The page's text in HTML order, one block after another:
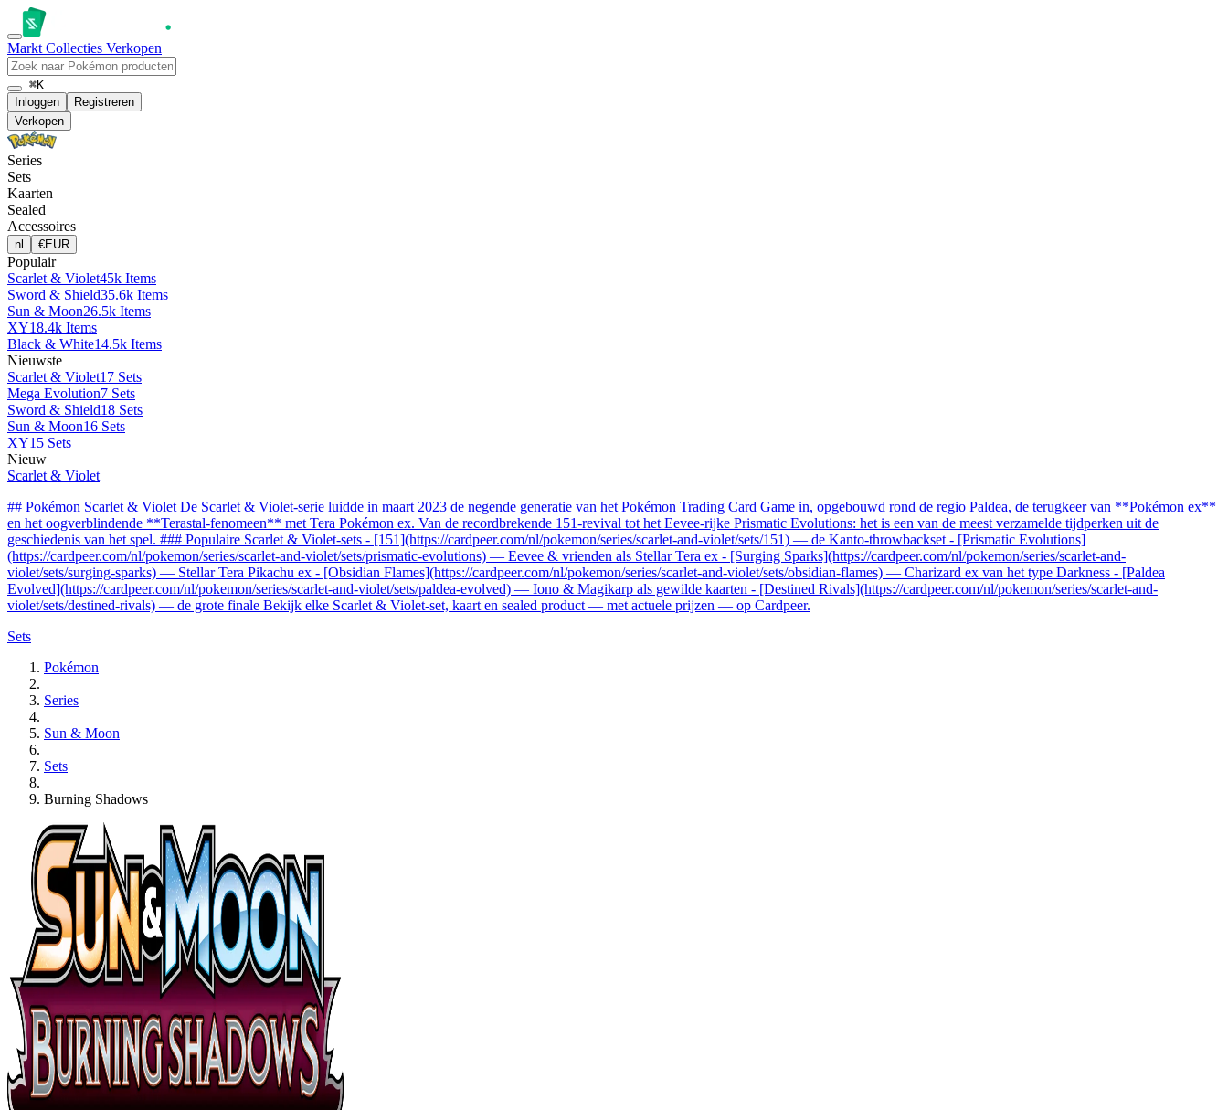
Markt Collecties Verkopen
⌘K
Inloggen
Registreren
Verkopen
Series
Sets
Kaarten
Sealed
Accessoires
nl €EUR
Populair
Scarlet & Violet45k Items
Sword & Shield35.6k Items
Sun & Moon26.5k Items
XY18.4k Items
Black & White14.5k Items
Nieuwste
Scarlet & Violet17 Sets
Mega Evolution7 Sets
Sword & Shield18 Sets
Sun & Moon16 Sets
XY15 Sets
Nieuw
Scarlet & Violet
## Pokémon Scarlet & Violet De Scarlet & Violet-serie luidde in maart 2023 de negende generatie van het Pokémon Trading Card Game in, opgebouwd rond de regio Paldea, de terugkeer van **Pokémon ex**
en het oogverblindende **Terastal-fenomeen** met Tera Pokémon ex. Van de recordbrekende 151-revival tot het Eevee-rijke Prismatic Evolutions: het is een van de meest verzamelde tijdperken uit de
geschiedenis van het spel. ### Populaire Scarlet & Violet-sets - [151](https://cardpeer.com/nl/pokemon/series/scarlet-and-violet/sets/151) — de Kanto-throwbackset - [Prismatic Evolutions]
(https://cardpeer.com/nl/pokemon/series/scarlet-and-violet/sets/prismatic-evolutions) — Eevee & vrienden als Stellar Tera ex - [Surging Sparks](https://cardpeer.com/nl/pokemon/series/scarlet-and-
violet/sets/surging-sparks) — Stellar Tera Pikachu ex - [Obsidian Flames](https://cardpeer.com/nl/pokemon/series/scarlet-and-violet/sets/obsidian-flames) — Charizard ex van het type Darkness - [Paldea
Evolved](https://cardpeer.com/nl/pokemon/series/scarlet-and-violet/sets/paldea-evolved) — Iono & Magikarp als gewilde kaarten - [Destined Rivals](https://cardpeer.com/nl/pokemon/series/scarlet-and-
violet/sets/destined-rivals) — de grote finale Bekijk elke Scarlet & Violet-set, kaart en sealed product — met actuele prijzen — op Cardpeer.
Sets
Pokémon
Series
Sun & Moon
Sets
Burning Shadows